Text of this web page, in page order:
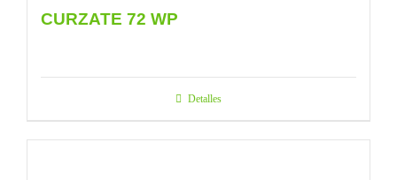
CURZATE 72 WP
Detalles